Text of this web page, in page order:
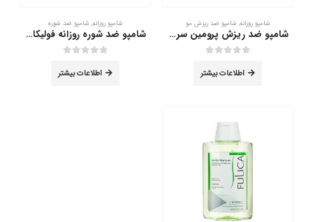
شامپو روزانه, شامپو ضد ریزش مو
شامپو ضد ریزش پرومین سریتا 200 میلی لیتر
اطلاعات بیشتر
شامپو روزانه, شامپو ضد شوره
شامپو ضد شوره روزانه فولیکا 200 میلی لیتر
اطلاعات بیشتر